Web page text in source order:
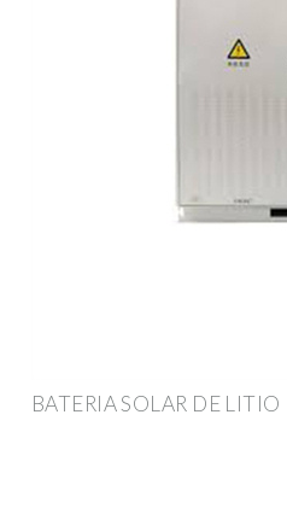
BATERIA SOLAR DE LITIO